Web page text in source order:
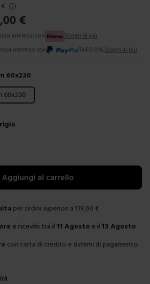
€
€
interessi con
Scopri di più
interessi con TAEG 0%. Scopri di più
60x230
60x230
Aggiungi al carrello
per ordini superiori a 119,00 €
e ricevilo tra il 11 Agosto e il 13 Agosto
con carta di credito e sistemi di pagamento